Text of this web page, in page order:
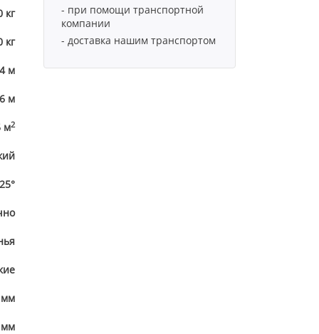
кг
кг
м
м
м2
мм
мм
- при помощи транспортной
компании
- доставка нашим транспортом